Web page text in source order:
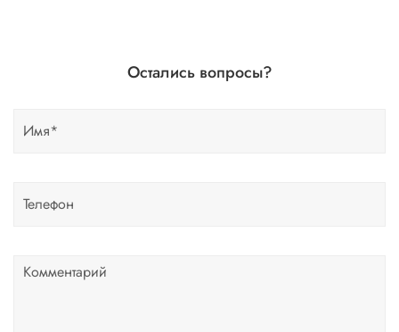
Остались вопросы?